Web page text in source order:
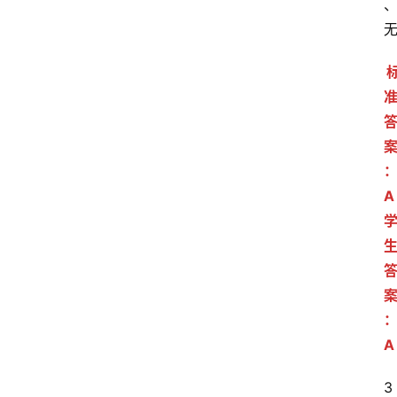
、
无
准
答
案
：
A
学
生
答
案
：
A
3